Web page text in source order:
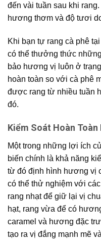
đến vài tuần sau khi
hương thơm và độ tươi
Khi bạn tự rang cà phê
có thể thưởng thức
bảo hương vị luôn ở
hoàn toàn so với cà phê
được rang từ nhiều tuần
đó.
Kiểm Soát Hoàn
Một trong những lợi ích
biến chính là khả năng
từ đó định hình hương vị
có thể thử nghiệm với
rang nhạt để giữ lại vị
hạt, rang vừa để có
caramel và hương đặc
tạo ra vị đắng mạnh mẽ